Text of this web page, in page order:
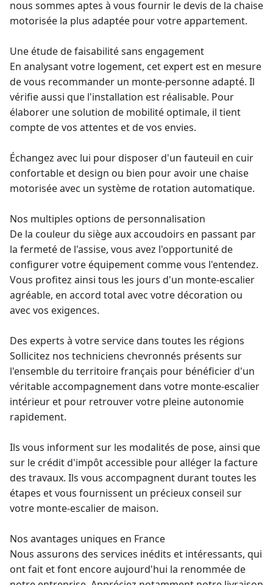
nous sommes aptes à vous fournir le devis de la chaise
motorisée la plus adaptée pour votre appartement.
Une étude de faisabilité sans engagement
En analysant votre logement, cet expert est en mesure
de vous recommander un monte-personneadapté. Il
vérifie aussi que l'installation est réalisable. Pour
élaborer une solution de mobilité optimale, il tient
compte de vos attentes et de vos envies.
Échangez avec lui pour disposer d'un fauteuil en cuir
confortable et design ou bien pour avoir une chaise
motorisée avec un système de rotation automatique.
Nos multiples options de personnalisation
De la couleur du siège aux accoudoirs en passant par
la fermeté de l'assise, vous avez l'opportunité de
configurer votre équipement comme vous l'entendez.
Vous profitez ainsi tous les jours d'un monte-escalier
agréable, en accord total avec votre décoration ou
avec vos exigences.
Des experts à votre service dans toutes les régions
Sollicitez nos techniciens chevronnés présents sur
l'ensemble du territoire français pour bénéficier d'un
véritable accompagnement dans votre monte-escalier
intérieur et pour retrouver votre pleine autonomie
rapidement.
Ils vous informent sur les modalités de pose, ainsi que
sur le crédit d'impôt accessible pour alléger la facture
des travaux. Ils vous accompagnent durant toutes les
étapes et vous fournissent un précieux conseil sur
votre monte-escalier de maison.
Nos avantages uniques en France
Nous assurons des services inédits et intéressants, qui
ont fait et font encore aujourd'hui la renommée de